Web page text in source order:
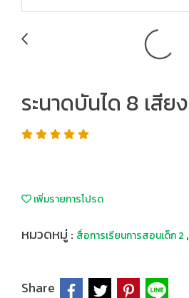
ระนาดบันได 8 เสียง
เพิ่มรายการโปรด
หมวดหมู่ : สื่อการเรียนการสอนเด็ก 2 ,
Share